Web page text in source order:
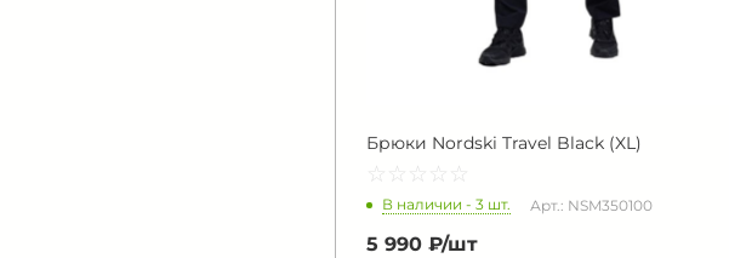
Брюки Nordski Travel Black (XL)
☆ ☆ ☆ ☆ ☆
★ ★ ★ ★ ★
В наличии - 3 шт. Арт.: NSM350100
5 990 ₽/шт